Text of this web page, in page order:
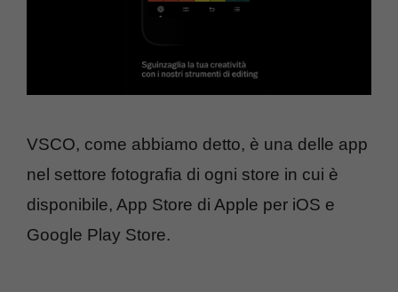
VSCO, come abbiamo detto, è una delle app
nel settore fotografia di ogni store in cui è
disponibile, App Store di Apple per iOS e
Google Play Store.